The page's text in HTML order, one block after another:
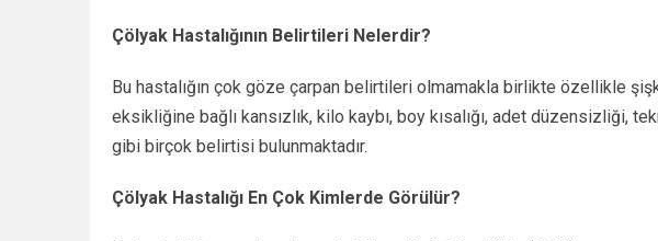
Çölyak Hastalığının Belirtileri Nelerdir?
Bu hastalığın çok göze çarpan belirtileri olmamakla birlikte özellikle
eksikliğine bağlı kansızlık, kilo kaybı, boy kısalığı, adet düzensizliği,
gibi birçok belirtisi bulunmaktadır.
Çölyak Hastalığı En Çok Kimlerde Görülür?